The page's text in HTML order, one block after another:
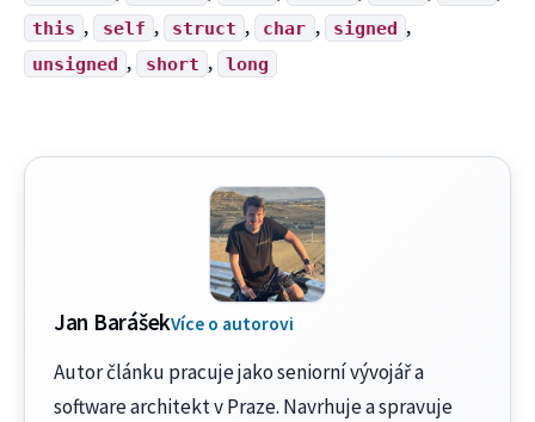
this , self , struct , char , signed ,
unsigned , short , long
Jan BarášekVíce o autorovi
Autor článku pracuje jako seniorní vývojář a
software architekt v Praze. Navrhuje a spravuje